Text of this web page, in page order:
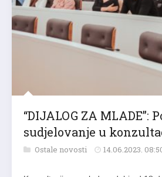
“DIJALOG ZA MLADE”:
sudjelovanje u
Ostale novosti 14.06.2023.